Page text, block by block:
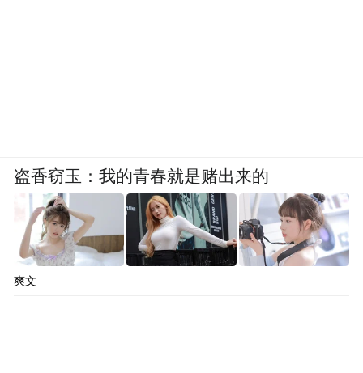
盗香窃玉：我的青春就是赌出来的
爽文